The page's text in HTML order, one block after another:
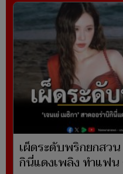
เผ็ดระดับพริกยกสวน
กินี่แดงเพลิง ทำแฟ